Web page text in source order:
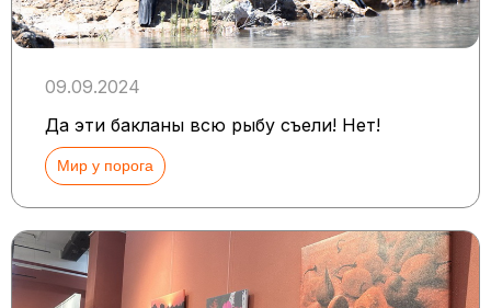
09.09.2024
Да эти бакланы всю рыбу съели! Нет!
Мир у порога